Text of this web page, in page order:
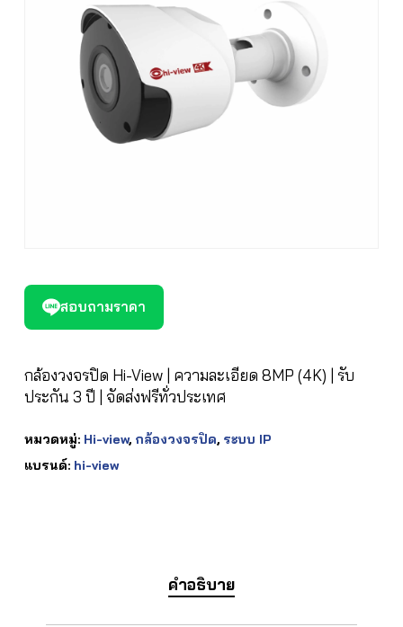
สอบถามราคา
กล้องวงจรปิด Hi-View | ความละเอียด 8MP (4K) | รับ
ประกัน 3 ปี | จัดส่งฟรีทั่วประเทศ
หมวดหมู่: Hi-view, กล้องวงจรปิด, ระบบ IP
แบรนด์: hi-view
คำอธิบาย